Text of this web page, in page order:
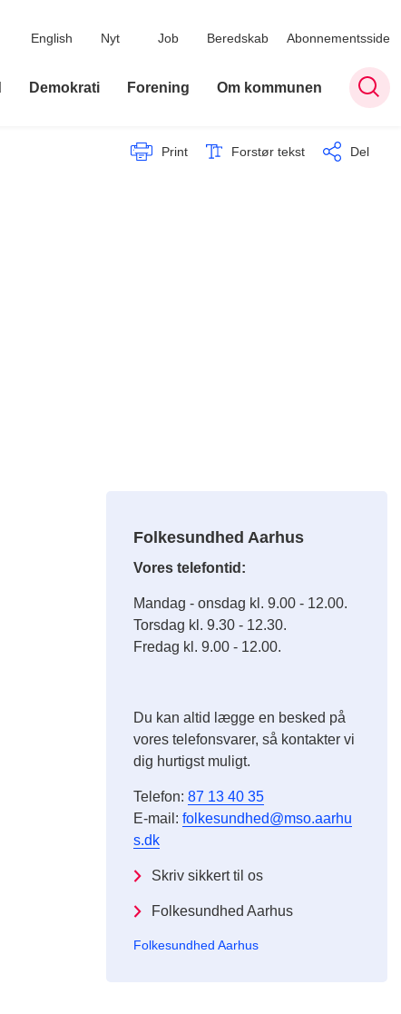
English Nyt Job Beredskab Abonnementsside
Demokrati Forening Om kommunen
Print Forstør tekst Del
Folkesundhed Aarhus
Vores telefontid:
Mandag - onsdag kl. 9.00 - 12.00.
Torsdag kl. 9.30 - 12.30.
Fredag kl. 9.00 - 12.00.
Du kan altid lægge en besked på
vores telefonsvarer, så kontakter vi
dig hurtigst muligt.
Telefon:87 13 40 35
E-mail:folkesundhed@mso.aarhu
s.dk
Skriv sikkert til os
Folkesundhed Aarhus
Folkesundhed Aarhus